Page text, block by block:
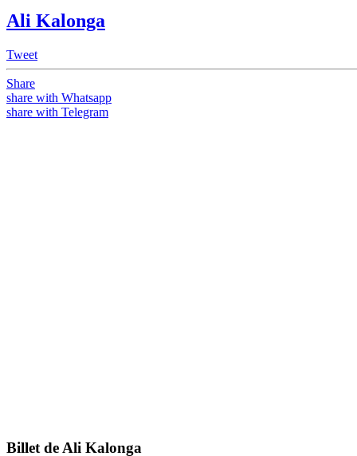
Ali Kalonga
Tweet
Share
share with Whatsapp
share with Telegram
Billet de Ali Kalonga